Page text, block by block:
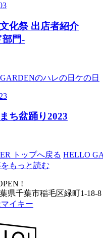
化祭 出店者紹介
部門-
のハレの日ケの日
ち盆踊り2023
トップへ戻る HELLO
もっと読む
!
県千葉市稲毛区緑町1-18-8
イキー